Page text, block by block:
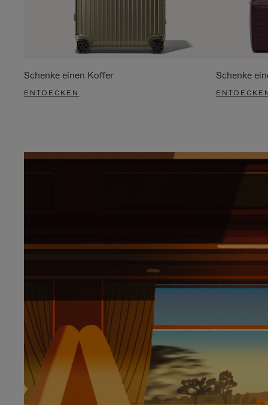
Schenke einen Koffer
ENTDECKEN
Schenke